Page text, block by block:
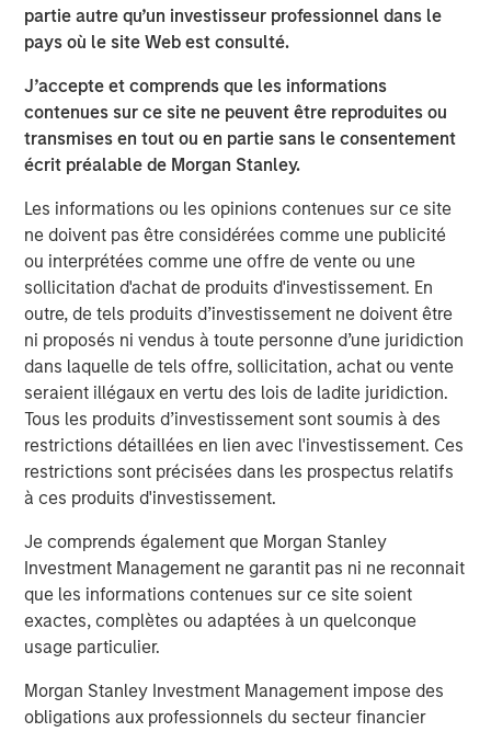
partie autre qu’un investisseur professionnel dans le
pays où le site Web est consulté.
J’accepte et comprends que les informations
contenues sur ce site ne peuvent être reproduites ou
transmises en tout ou en partie sans le consentement
écrit préalable de Morgan Stanley.
Les informations ou les opinions contenues sur ce site
ne doivent pas être considérées comme une publicité
ou interprétées comme une offre de vente ou une
sollicitation d'achat de produits d'investissement. En
outre, de tels produits d’investissement ne doivent être
ni proposés ni vendus à toute personne d’une juridiction
dans laquelle de tels offre, sollicitation, achat ou vente
seraient illégaux en vertu des lois de ladite juridiction.
Tous les produits d’investissement sont soumis à des
restrictions détaillées en lien avec l'investissement. Ces
restrictions sont précisées dans les prospectus relatifs
à ces produits d'investissement.
Je comprends également que Morgan Stanley
Investment Management ne garantit pas ni ne reconnait
que les informations contenues sur ce site soient
exactes, complètes ou adaptées à un quelconque
usage particulier.
Morgan Stanley Investment Management impose des
obligations aux professionnels du secteur financier
TALES FROM THE EMERGING WORLD
Terms of Trade: The Quiet Tailwind Behind
Emerging Market’s Comeback
The Water Constraint
Analyses mises en avant
ARTICLE